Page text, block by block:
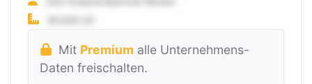
Mit Premium alle Unternehmens-
Daten freischalten.